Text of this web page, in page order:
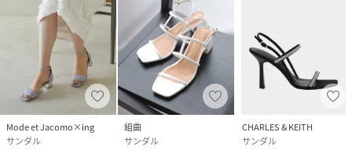
Mode et Jacomo×ing
サンダル
組曲
サンダル
CHARLES & KEITH
サンダル